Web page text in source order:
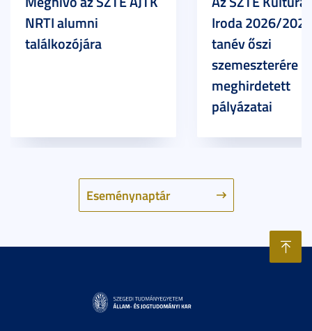
Eseménynaptár
NRTI alumni
találkozójára
Iroda 2026/
tanév őszi
szemeszterére
meghirdetett
pályázatai